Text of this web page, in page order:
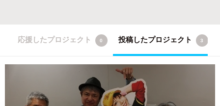
応援したプロジェクト 0 投稿したプロジェクト 3